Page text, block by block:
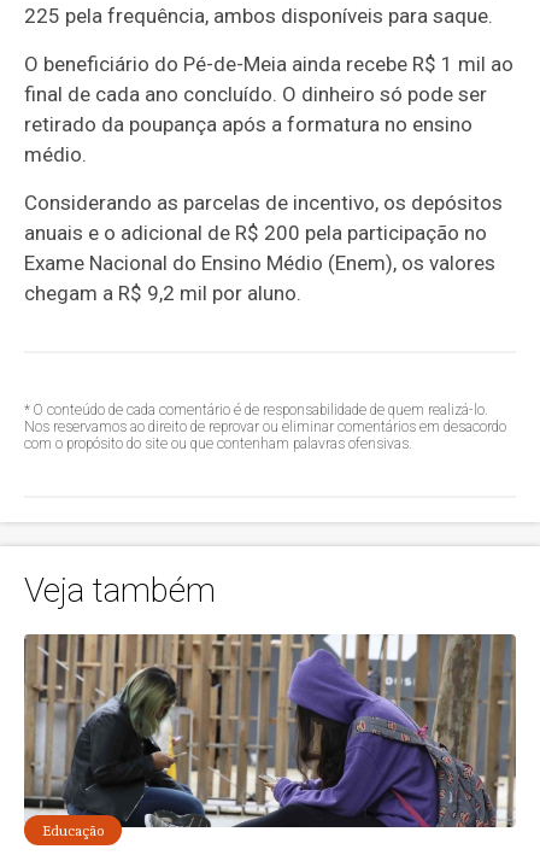
225 pela frequência, ambos disponíveis para saque.
O beneficiário do Pé-de-Meia ainda recebe R$ 1 mil ao
final de cada ano concluído. O dinheiro só pode ser
retirado da poupança após a formatura no ensino
médio.
Considerando as parcelas de incentivo, os depósitos
anuais e o adicional de R$ 200 pela participação no
Exame Nacional do Ensino Médio (Enem), os valores
chegam a R$ 9,2 mil por aluno.
* O conteúdo de cada comentário é de responsabilidade de quem realizá-lo.
Nos reservamos ao direito de reprovar ou eliminar comentários em desacordo
com o propósito do site ou que contenham palavras ofensivas.
Veja também
Educação